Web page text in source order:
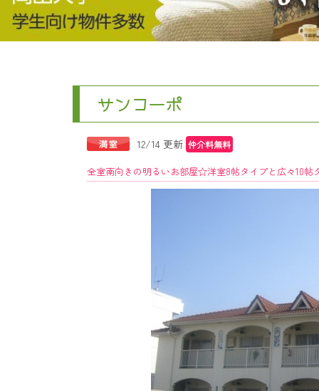
サンコーポ
12/14 更新 仲介料無料
全室南向きの明るいお部屋☆洋室8帖タイプと広々10帖